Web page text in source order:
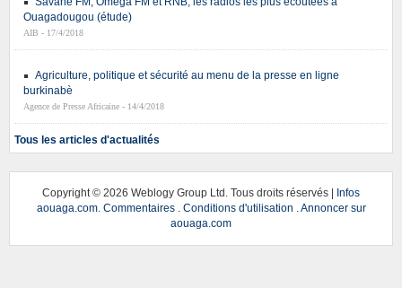
Ouagadougou (étude)
AIB - 17/4/2018
Agriculture, politique et sécurité au menu de la presse en ligne
burkinabè
Agence de Presse Africaine - 14/4/2018
Tous les articles d'actualités
Copyright © 2026 Weblogy Group Ltd. Tous droits réservés |
Infos
aouaga.com. Commentaires. Conditions d'utilisation .Annoncer sur
aouaga.com